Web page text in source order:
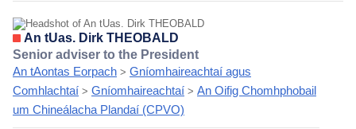
EntityDetailActions
An tUas. Dirk THEOBALD
Senior adviser to the President
An tAontas Eorpach > Gníomhaireachtaí agus
Comhlachtaí > Gníomhaireachtaí > An Oifig Chomhphobail
um Chineálacha Plandaí (CPVO)